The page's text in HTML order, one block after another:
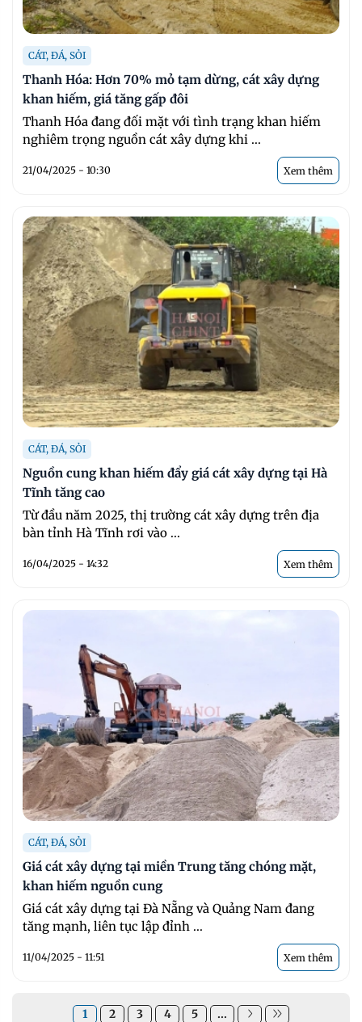
CÁT, ĐÁ, SỎI
Thanh Hóa: Hơn 70% mỏ tạm dừng, cát xây dựng
khan hiếm, giá tăng gấp đôi
Thanh Hóa đang đối mặt với tình trạng khan hiếm
nghiêm trọng nguồn cát xây dựng khi ...
21/04/2025 - 10:30 Xem thêm
CÁT, ĐÁ, SỎI
Nguồn cung khan hiếm đẩy giá cát xây dựng tại Hà
Tĩnh tăng cao
Từ đầu năm 2025, thị trường cát xây dựng trên địa
bàn tỉnh Hà Tĩnh rơi vào ...
16/04/2025 - 14:32 Xem thêm
CÁT, ĐÁ, SỎI
Giá cát xây dựng tại miền Trung tăng chóng mặt,
khan hiếm nguồn cung
Giá cát xây dựng tại Đà Nẵng và Quảng Nam đang
tăng mạnh, liên tục lập đỉnh ...
11/04/2025 - 11:51 Xem thêm
1 2 3 4 5 ...